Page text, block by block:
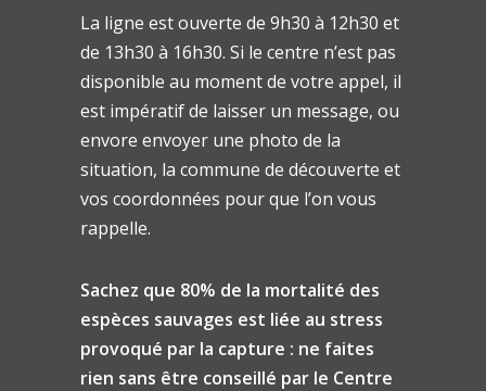
La ligne est ouverte de 9h30 à 12h30 et
de 13h30 à 16h30. Si le centre n’est pas
disponible au moment de votre appel, il
est impératif de laisser un message, ou
envore envoyer une photo de la
situation, la commune de découverte et
vos coordonnées pour que l’on vous
rappelle.
Sachez que 80% de la mortalité des
espèces sauvages est liée au stress
provoqué par la capture : ne faites
rien sans être conseillé par le Centre